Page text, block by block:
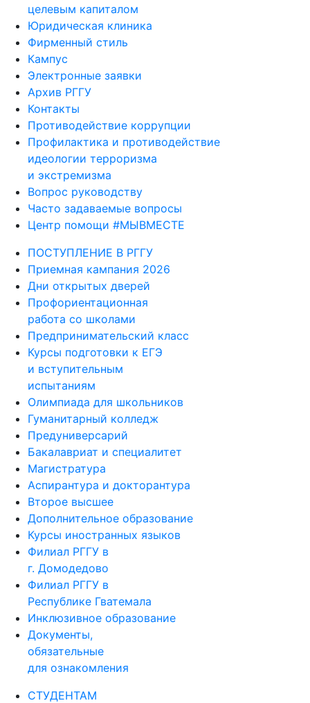
целевым капиталом
Юридическая клиника
Фирменный стиль
Кампус
Электронные заявки
Архив РГГУ
Контакты
Противодействие коррупции
Профилактика и противодействие
идеологии терроризма
и экстремизма
Вопрос руководству
Часто задаваемые вопросы
Центр помощи #МЫВМЕСТЕ
ПОСТУПЛЕНИЕ В РГГУ
Приемная кампания 2026
Дни открытых дверей
Профориентационная
работа со школами
Предпринимательский класс
Курсы подготовки к ЕГЭ
и вступительным
испытаниям
Олимпиада для школьников
Гуманитарный колледж
Предуниверсарий
Бакалавриат и специалитет
Магистратура
Аспирантура и докторантура
Второе высшее
Дополнительное образование
Курсы иностранных языков
Филиал РГГУ в
г. Домодедово
Филиал РГГУ в
Республике Гватемала
Инклюзивное образование
Документы,
обязательные
для ознакомления
СТУДЕНТАМ